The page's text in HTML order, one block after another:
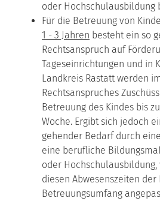
oder Hochschulausbildung
Für die Betreuung von
1 - 3 Jahren besteht ein so
Rechtsanspruch auf
Tageseinrichtungen und in
Landkreis Rastatt werden
Rechtsanspruches
Betreuung des Kindes bis
Woche. Ergibt sich jedoch
gehender Bedarf durch
eine berufliche
oder
diesen Abwesenszeiten
Betreuungsumfang